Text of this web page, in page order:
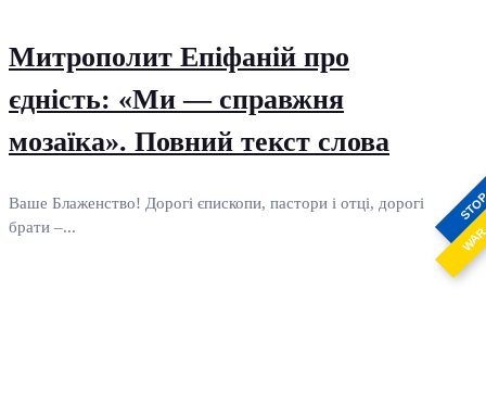
Митрополит Епіфаній про
єдність: «Ми — справжня
мозаїка». Повний текст слова
Ваше Блаженство! Дорогі єпископи, пастори і отці, дорогі
брати –...